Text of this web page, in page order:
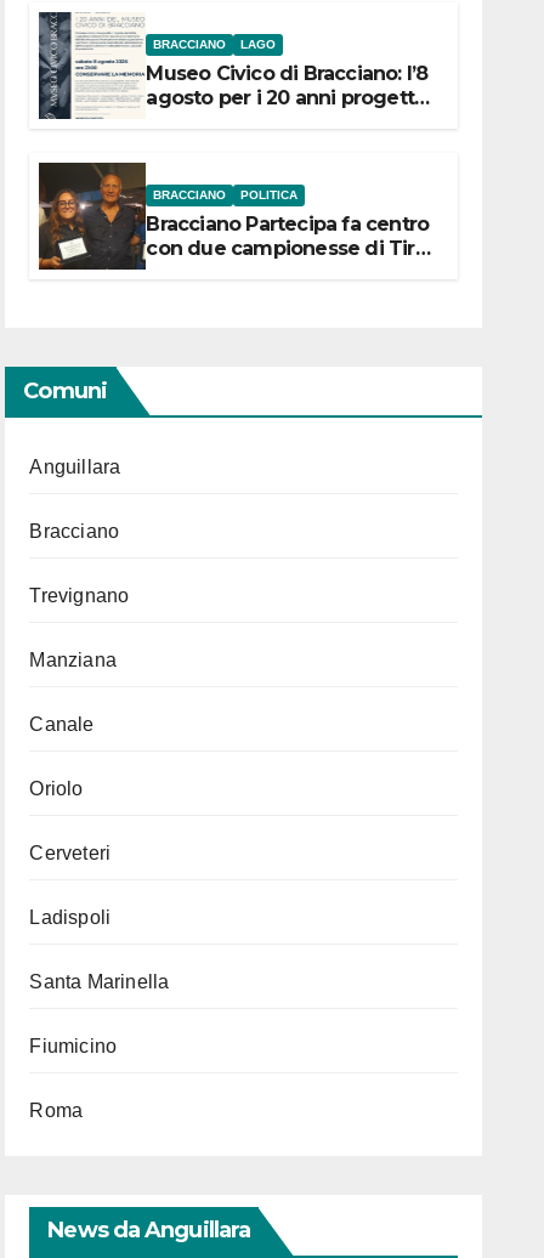
BRACCIANO LAGO
Museo Civico di Bracciano: l’8
agosto per i 20 anni progetto
BRACCIANO POLITICA
Bracciano Partecipa fa centro
con due campionesse di Tiro
Comuni
Anguillara
Bracciano
Trevignano
Manziana
Canale
Oriolo
Cerveteri
Ladispoli
Santa Marinella
Fiumicino
Roma
News da Anguillara